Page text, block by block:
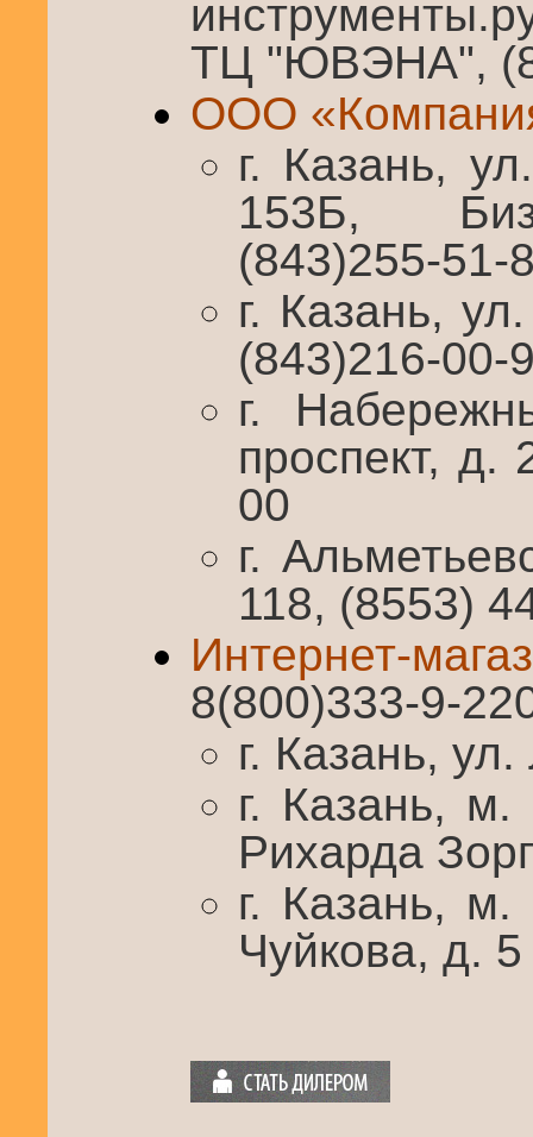
ТЦ "ЮВЭНА",
ООО
г. Казань,
153Б,
(843)255-51-
г. Казань,
(843)216-00-
г.
проспект, д.
00
г.
118, (8553)
Интернет-
8(800)333-9-
г. Казань,
г. Казань,
Рихарда
г. Казань,
Чуйкова, д. 5